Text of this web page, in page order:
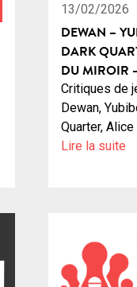
13/02/2026
DEWAN –
DARK
DU MIROIR
Critiques de
Dewan,
Quarter,
Lire la suite